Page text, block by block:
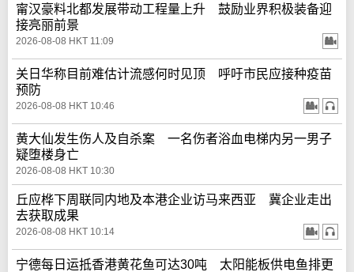
甯汉豪料北都发展带动工程量上升 鼓励业界积极装备迎
接亮丽前景
2026-08-08 HKT 11:09
关日华称目前难估计流感何时见顶 呼吁市民应接种疫苗
预防
2026-08-08 HKT 10:46
黄大仙发生伤人及自杀案 一名伤者浴血电梯内另一男子
疑堕楼身亡
2026-08-08 HKT 10:30
丘应桦下周联同内地及本港企业访马来西亚 冀企业走出
去获取成果
2026-08-08 HKT 10:14
宁德每日运抵香港黄花鱼可达30吨 太阳能板供电鱼排更